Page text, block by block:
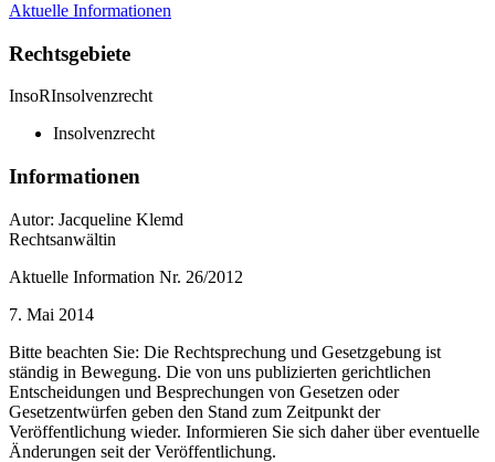
Aktuelle Informationen
Rechtsgebiete
InsoRInsolvenzrecht
Insolvenzrecht
Informationen
Autor: Jacqueline Klemd
Rechtsanwältin
Aktuelle Information Nr. 26/2012
7. Mai 2014
Bitte beachten Sie: Die Rechtsprechung und Gesetzgebung ist
ständig in Bewegung. Die von uns publizierten gerichtlichen
Entscheidungen und Besprechungen von Gesetzen oder
Gesetzentwürfen geben den Stand zum Zeitpunkt der
Veröffentlichung wieder. Informieren Sie sich daher über eventuelle
Änderungen seit der Veröffentlichung.